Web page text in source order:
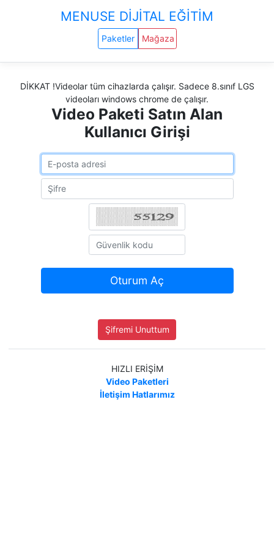
MENUSE DİJİTAL EĞİTİM
Paketler Mağaza
DİKKAT !Videolar tüm cihazlarda çalışır. Sadece 8.sınıf LGS
videoları windows chrome de çalışır.
Video Paketi Satın Alan
Kullanıcı Girişi
Oturum Aç
Şifremi Unuttum
HIZLI ERİŞİM
Video Paketleri
İletişim Hatlarımız